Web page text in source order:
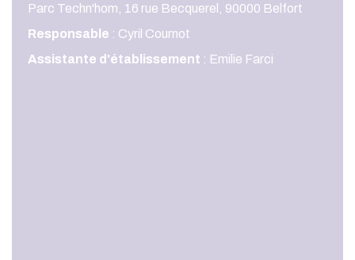
Parc Techn'hom, 16 rue Becquerel, 90000 Belfort
Responsable : Cyril Cournot
Assistante d'établissement : Emilie Farci